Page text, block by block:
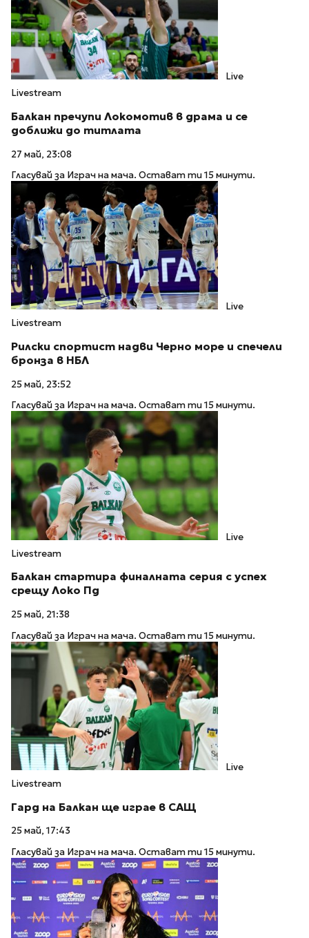
Live
Livestream
Балкан пречупи Локомотив в драма и се
доближи до титлата
27 май, 23:08
Гласувай за Играч на мача. Остават ти 15 минути.
Live
Livestream
Рилски спортист надви Черно море и спечели
бронза в НБЛ
25 май, 23:52
Гласувай за Играч на мача. Остават ти 15 минути.
Live
Livestream
Балкан стартира финалната серия с успех
срещу Локо Пд
25 май, 21:38
Гласувай за Играч на мача. Остават ти 15 минути.
Live
Livestream
Гард на Балкан ще играе в САЩ
25 май, 17:43
Гласувай за Играч на мача. Остават ти 15 минути.